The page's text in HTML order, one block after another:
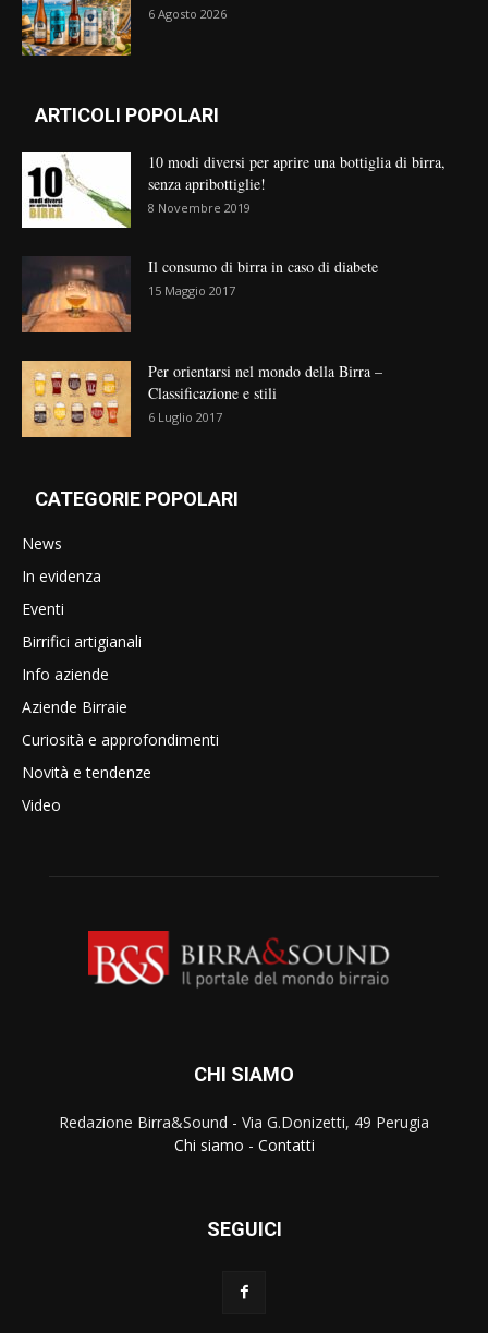
6 Agosto 2026
ARTICOLI POPOLARI
10 modi diversi per aprire una bottiglia di birra,
senza apribottiglie!
8 Novembre 2019
Il consumo di birra in caso di diabete
15 Maggio 2017
Per orientarsi nel mondo della Birra –
Classificazione e stili
6 Luglio 2017
CATEGORIE POPOLARI
News
In evidenza
Eventi
Birrifici artigianali
Info aziende
Aziende Birraie
Curiosità e approfondimenti
Novità e tendenze
Video
CHI SIAMO
Redazione Birra&Sound - Via G.Donizetti, 49 Perugia
Chi siamo - Contatti
SEGUICI